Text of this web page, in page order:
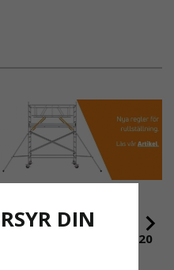
RULLSTÄLLNING -
AFS2023:9 & EN1004:2020
DIN